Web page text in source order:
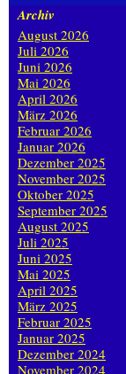
Archiv
August 2026
Juli 2026
Juni 2026
Mai 2026
April 2026
März 2026
Februar 2026
Januar 2026
Dezember 2025
November 2025
Oktober 2025
September 2025
August 2025
Juli 2025
Juni 2025
Mai 2025
April 2025
März 2025
Februar 2025
Januar 2025
Dezember 2024
November 2024